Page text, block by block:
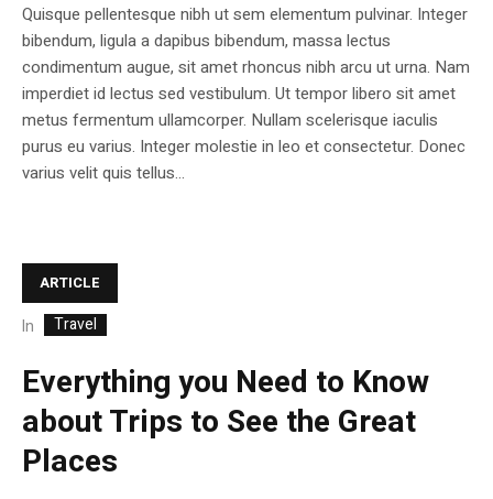
Quisque pellentesque nibh ut sem elementum pulvinar. Integer
bibendum, ligula a dapibus bibendum, massa lectus
condimentum augue, sit amet rhoncus nibh arcu ut urna. Nam
imperdiet id lectus sed vestibulum. Ut tempor libero sit amet
metus fermentum ullamcorper. Nullam scelerisque iaculis
purus eu varius. Integer molestie in leo et consectetur. Donec
varius velit quis tellus...
ARTICLE
In Travel
Everything you Need to Know
about Trips to See the Great
Places